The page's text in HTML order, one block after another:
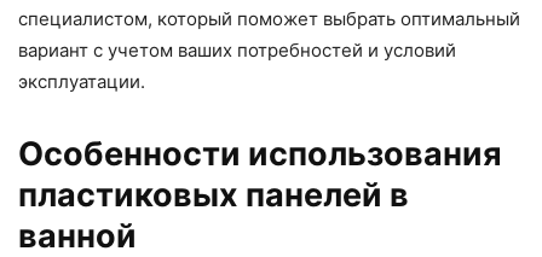
специалистом, который поможет выбрать оптимальный
вариант с учетом ваших потребностей и условий
эксплуатации.
Особенности использования
пластиковых панелей в
ванной